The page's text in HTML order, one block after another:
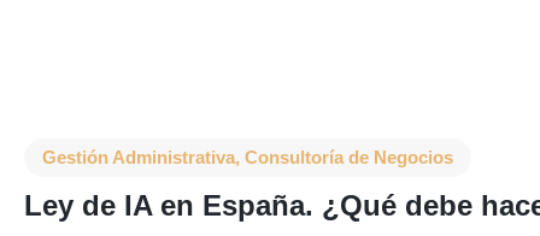
Gestión Administrativa, Consultoría de Negocios
Ley de IA en España. ¿Qué debe